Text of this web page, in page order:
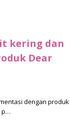
kering dan
Dear
dengan produk
p…